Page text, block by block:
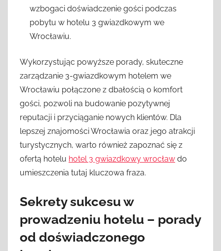
wzbogaci doświadczenie gości podczas
pobytu w hotelu 3 gwiazdkowym we
Wrocławiu.
Wykorzystując powyższe porady, skuteczne
zarządzanie 3-gwiazdkowym hotelem we
Wrocławiu połączone z dbałością o komfort
gości, pozwoli na budowanie pozytywnej
reputacji i przyciąganie nowych klientów. Dla
lepszej znajomości Wrocławia oraz jego atrakcji
turystycznych, warto również zapoznać się z
ofertą hotelu hotel 3 gwiazdkowy wrocław do
umieszczenia tutaj kluczowa fraza.
Sekrety sukcesu w
prowadzeniu hotelu – porady
od doświadczonego